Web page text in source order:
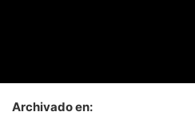
Archivado en: